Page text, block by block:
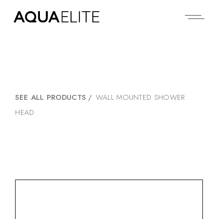
SEE ALL PRODUCTS / WALL MOUNTED SHOWER
HEAD